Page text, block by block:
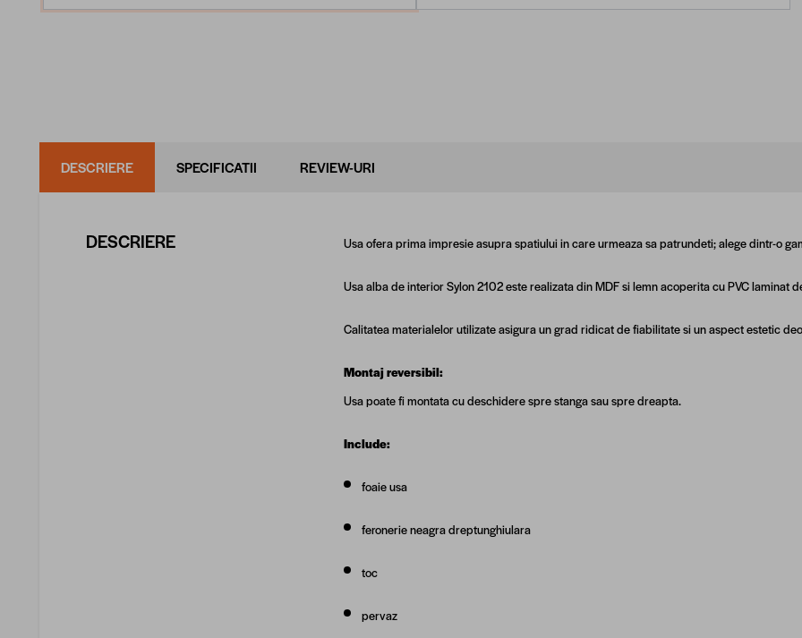
DESCRIERE SPECIFICATII REVIEW-URI
DESCRIERE Usa ofera prima impresie asupra spatiului in care urmeaza sa patrundeti; alege dintr-o
Usa alba de interior Sylon 2102 este realizata dinMDFsi lemn acoperita cu PVC laminat
Calitatea materialelor utilizate asigura un grad ridicat de fiabilitate si un aspect estetic
Montaj reversibil:
Usa poate fi montata cu deschidere spre stanga sau spre dreapta.
Include:
foaie usa
feronerie neagra dreptunghiulara
toc
pervaz